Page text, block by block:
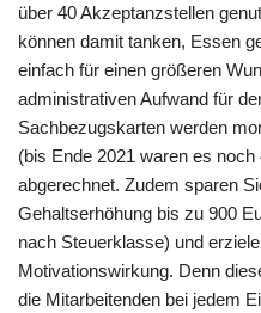
über 40 Akzeptanzstellen
können damit tanken, Essen
einfach für einen größeren
administrativen Aufwand für
Sachbezugskarten werden
(bis Ende 2021 waren es
abgerechnet. Zudem sparen
Gehaltserhöhung bis zu 900
nach Steuerklasse) und
Motivationswirkung. Denn
die Mitarbeitenden bei jedem